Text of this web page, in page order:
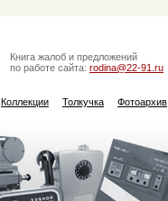
Книга жалоб и предложений
по работе сайта: rodina@22-91.ru
Коллекции Толкучка Фотоархив